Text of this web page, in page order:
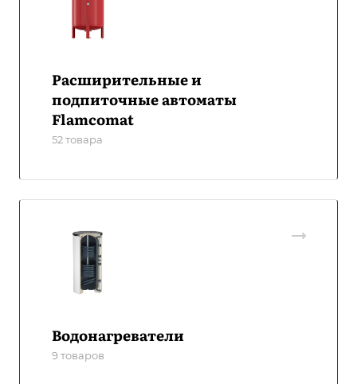
Расширительные и
подпиточные автоматы
Flamcomat
52 товара
Водонагреватели
9 товаров